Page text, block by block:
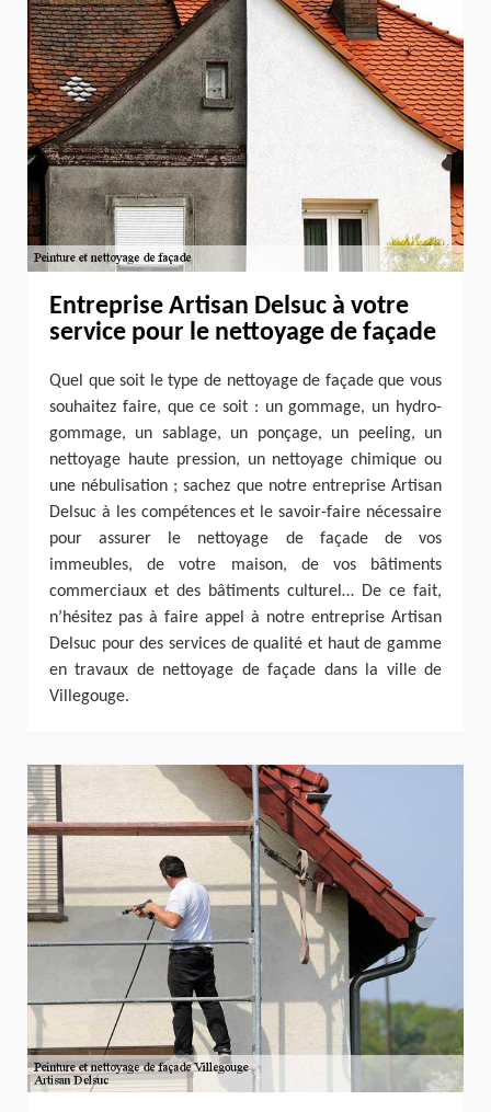
Entreprise Artisan Delsuc à votre
service pour le nettoyage de façade
Quel que soit le type de nettoyage de façade que vous
souhaitez faire, que ce soit : un gommage, un hydro-
gommage, un sablage, un ponçage, un peeling, un
nettoyage haute pression, un nettoyage chimique ou
une nébulisation ; sachez que notre entreprise Artisan
Delsuc à les compétences et le savoir-faire nécessaire
pour assurer le nettoyage de façade de vos
immeubles, de votre maison, de vos bâtiments
commerciaux et des bâtiments culturel… De ce fait,
n’hésitez pas à faire appel à notre entreprise Artisan
Delsuc pour des services de qualité et haut de gamme
en travaux de nettoyage de façade dans la ville de
Villegouge.